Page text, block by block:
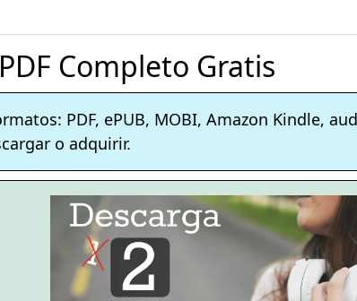
Completo Gratis
PDF, ePUB, MOBI, Amazon Kindle,
o adquirir.